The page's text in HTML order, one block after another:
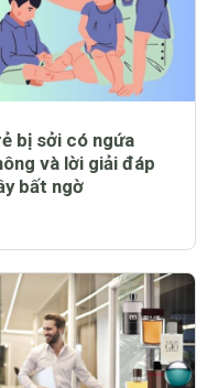
bị sởi có ngứa
và lời giải đáp
bất ngờ